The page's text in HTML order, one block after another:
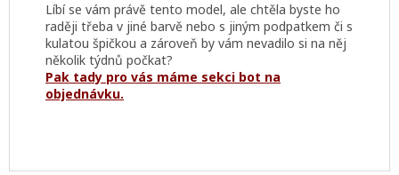
Líbí se vám právě tento model, ale chtěla byste ho
raději třeba v jiné barvě nebo s jiným podpatkem či s
kulatou špičkou a zároveň by vám nevadilo si na něj
několik týdnů počkat?
Pak tady pro vás máme sekci bot na
objednávku.